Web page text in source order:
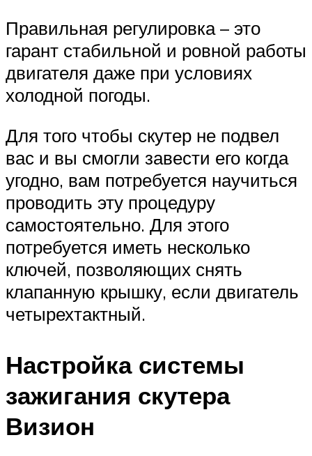
Правильная регулировка – это
гарант стабильной и ровной работы
двигателя даже при условиях
холодной погоды.
Для того чтобы скутер не подвел
вас и вы смогли завести его когда
угодно, вам потребуется научиться
проводить эту процедуру
самостоятельно. Для этого
потребуется иметь несколько
ключей, позволяющих снять
клапанную крышку, если двигатель
четырехтактный.
Настройка системы
зажигания скутера
Визион